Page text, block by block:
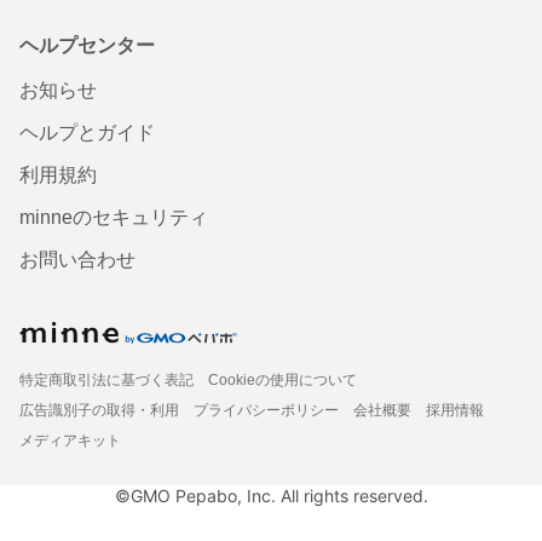
ヘルプセンター
お知らせ
ヘルプとガイド
利用規約
minneのセキュリティ
お問い合わせ
特定商取引法に基づく表記
Cookieの使用について
広告識別子の取得・利用
プライバシーポリシー 会社概要
採用情報
メディアキット
©GMO Pepabo, Inc. All rights reserved.